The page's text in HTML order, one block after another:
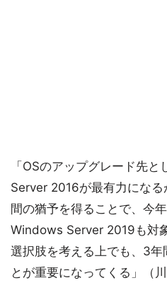
「OSのアップグレード先
Server 2016が最有力にな
間の猶予を得ることで、今
Windows Server 2019も対
選択肢を考える上でも、3年
とが重要になってくる」（川